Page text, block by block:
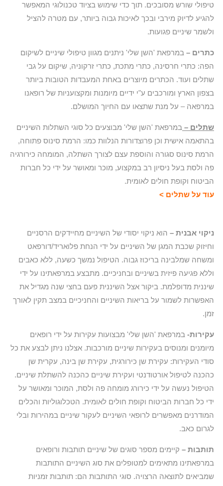
טיפולי שורש מסובכים. תוך כדי שימוש בציוד טכנולוגי המאפשר
להגיע לדיוק מירבי ובכך לאיכות גבוה ביותר, עם מטרה להציל
ולשמר שיניים פגועות.
כתרים – במרפאת 'השן שלי' ניתנים מגוון טיפולי שיניים לשיקום
הפה: כתרי חרסינה, כתרי מתכת, כתרי זרקוניה, שיקום על גבי
שתלים ועוד. הכתרים מיוצרים באחת המעבדות הטובות ביותר
בצפון הארץ ומורכבים ע"י ידיים מיומנות ומקצועניות של רופאנו
במרפאה – על מנת שתצאו עם החיוך המושלם.
שתלים – במרפאת 'השן שלי' מבוצעים כל סוגי השתלות השיניים
בהתאמה אישית וכן פרוצדורות הנלוות כמו: הרמת סינוס פתוחה,
הרמת סינוס סגורה והוספת עצם לצורך השתלה, המומחה כירורגיה
פה ולסת בעל ניסיון רב במקצוע, מוכר ומאושר על ידי כל חברות
הביטוח וקופת חולים לאומית.
עוד על שתלים >
ניקוי אבנית – הוא ניקוי יסודי של השיניים מחיידקים הרסניים
וחיזוק שכבת המגן של השיניים על ידי הנחת פלואריד/דורפאט
ומשחה שמלבינה בריכוז גבוה. הטיפול נמשך כשעה, ללא כאבים
וללא פגיעה פיזית בשיניים ובחניכיים. מתבצע במרפאתינו על ידי
שיננית מדופלמת. ביקור אצל השיננית פעם בחצי שנה מגדיל את
האפשרות לשמור על בריאות השיניים והחניכיים במצב תקין לאורך
זמן.
עקירות- במרפאת 'השן שלי' מבצועות עקירות על ידי רופאים
מיומנים ומנוסים בעקירות שיניים מורכבות. אצלנו ניתן לבצע את כל
סודי העקירות: עקירת שן כירורגית, עקירת שן בינה, עקרית שן
כהכנה לטיפול אורטודנטי ועקירת שיניים כהכנה להשתלת שיניים.
הטיפול נעשה על ידי כירורג מומחה פה ולסת, המוכר ומאושר על
ידי כל חברות הביטוח וקופת חולים לאומית. הטכלוגוליות והכלים
המודרנים מאפשרים לרופאי השיניים לעקור שיניים במהירות ובלי
לגרום כאב.
תותבות – קיימים מספר סוגים של שיניים תותבות ורופאים
במרפאתינו מתאימים למטופלים את סוג השיניים התותבות
שמביאים לתוצאה הרצויה. סוגי התותבות הם: תותבות זמניות